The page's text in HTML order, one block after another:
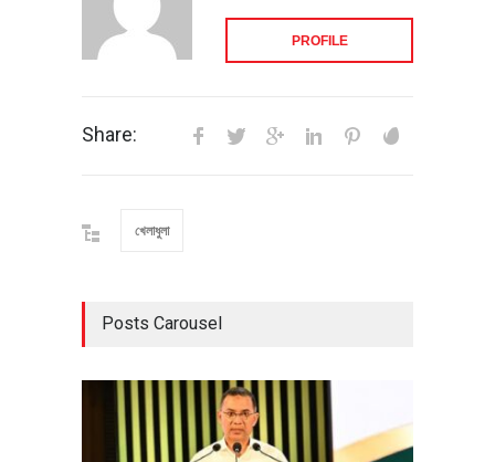
PROFILE
Share:
খেলাধুলা
Posts Carousel